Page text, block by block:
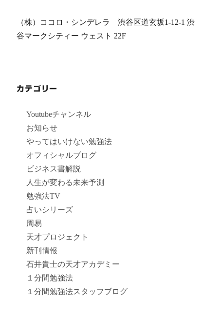
（株）ココロ・シンデレラ 渋谷区道玄坂1-12-1 渋
谷マークシティー ウェスト 22F
カテゴリー
Youtubeチャンネル
お知らせ
やってはいけない勉強法
オフィシャルブログ
ビジネス書解説
人生が変わる未来予測
勉強法TV
占いシリーズ
周易
天才プロジェクト
新刊情報
石井貴士の天才アカデミー
１分間勉強法
１分間勉強法スタッフブログ